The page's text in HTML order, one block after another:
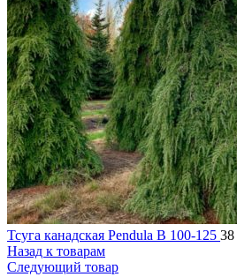
Тсуга канадская Pendula B 100-125 38
Назад к товарам
Следующий товар